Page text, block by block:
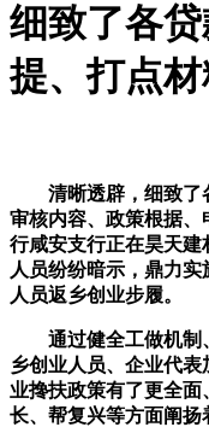
细致了各
提、打点
清晰透辟，细致了各
审核内容、政策根据
行咸安支行正在昊天建
人员纷纷暗示，鼎力
人员返乡创业步履。
通过健全工做机制
乡创业人员、企业代
业搀扶政策有了更全
长、帮复兴等方面阐